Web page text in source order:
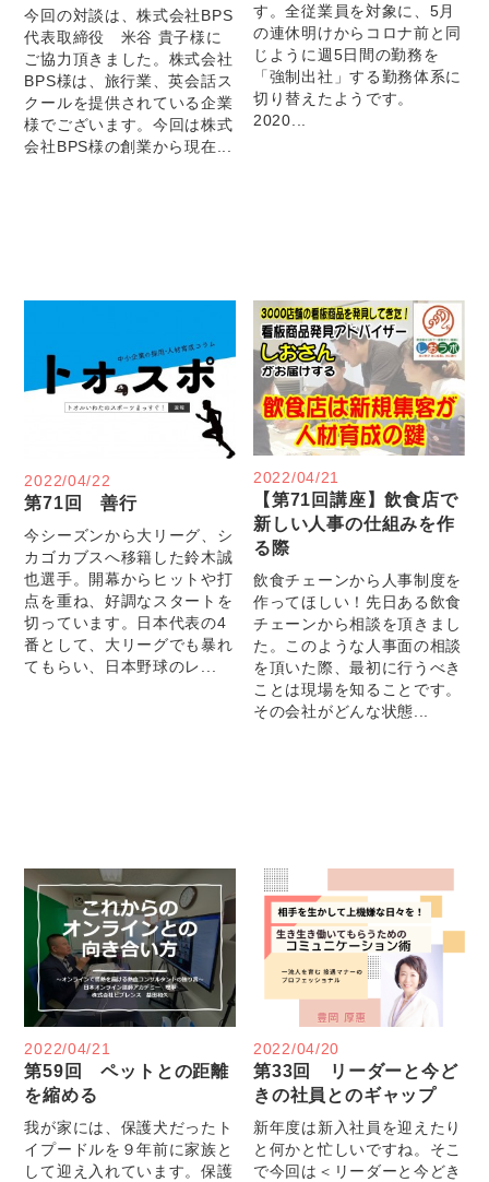
今回の対談は、株式会社BPS
代表取締役 米谷 貴子様に
ご協力頂きました。株式会社
BPS様は、旅行業、英会話ス
クールを提供されている企業
様でございます。今回は株式
会社BPS様の創業から現在...
す。全従業員を対象に、5月
の連休明けからコロナ前と同
じように週5日間の勤務を
「強制出社」する勤務体系に
切り替えたようです。
2020...
2022/04/22
第71回 善行
今シーズンから大リーグ、シ
カゴカブスへ移籍した鈴木誠
也選手。開幕からヒットや打
点を重ね、好調なスタートを
切っています。日本代表の4
番として、大リーグでも暴れ
てもらい、日本野球のレ...
2022/04/21
【第71回講座】飲食店で
新しい人事の仕組みを作
る際
飲食チェーンから人事制度を
作ってほしい！先日ある飲食
チェーンから相談を頂きまし
た。このような人事面の相談
を頂いた際、最初に行うべき
ことは現場を知ることです。
その会社がどんな状態...
2022/04/21
第59回 ペットとの距離
を縮める
我が家には、保護犬だったト
イプードルを９年前に家族と
して迎え入れています。保護
2022/04/20
第33回 リーダーと今ど
きの社員とのギャップ
新年度は新入社員を迎えたり
と何かと忙しいですね。そこ
で今回は＜リーダーと今どき